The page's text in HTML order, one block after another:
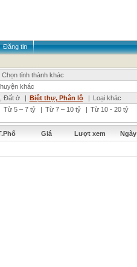
Đăng tin
Chọn tỉnh thành khác
khác
Đất ở | Biệt thự, Phân lô | Loại khác
Từ 5 – 7 tỷ | Từ 7 – 10 tỷ | Từ 10 - 20 tỷ
Giá Lượt xem Ngày